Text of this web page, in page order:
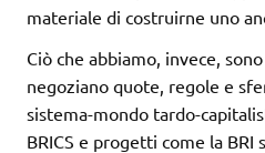
materiale di costruirne uno
Ciò che abbiamo, invece,
negoziano quote, regole e
sistema-mondo tardo-
BRICS e progetti come la